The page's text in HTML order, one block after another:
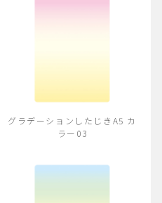
グラデーションしたじきA5 カ
ラー03